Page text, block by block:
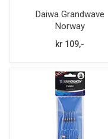
Daiwa Grandwave
Norway
ling/tusk/catfish/hake
kr 109,-